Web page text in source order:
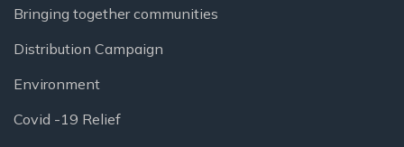
Bringing together communities
Distribution Campaign
Environment
Covid -19 Relief